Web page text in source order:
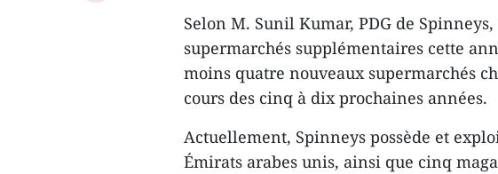
Selon M. Sunil Kumar, PDG de
supermarchés supplémentaires cette
moins quatre nouveaux supermarchés
cours des cinq à dix prochaines années.
Actuellement, Spinneys possède et
Émirats arabes unis, ainsi que cinq